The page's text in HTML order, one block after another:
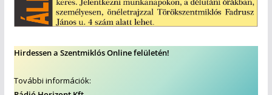
Hirdessen a Szentmiklós Online felületén!
További információk: